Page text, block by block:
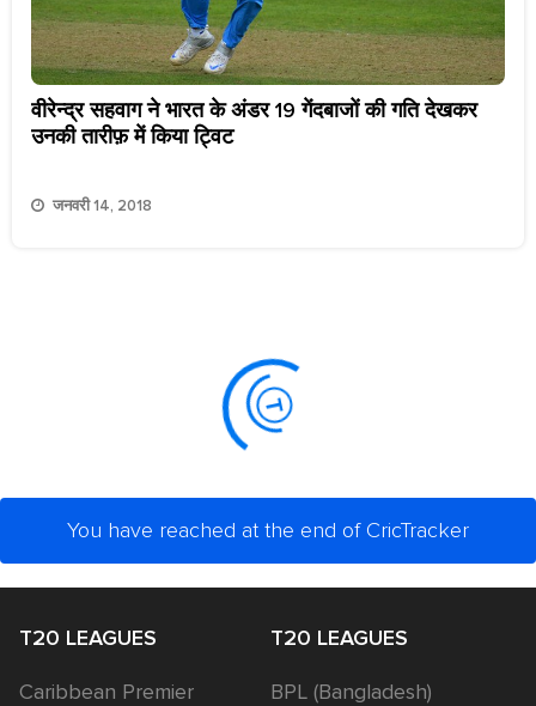
वीरेन्द्र सहवाग ने भारत के अंडर 19 गेंदबाजों की गति देखकर
उनकी तारीफ़ में किया ट्विट
जनवरी 14, 2018
You have reached at the end of CricTracker
T20 LEAGUES
Caribbean Premier
T20 LEAGUES
BPL (Bangladesh)